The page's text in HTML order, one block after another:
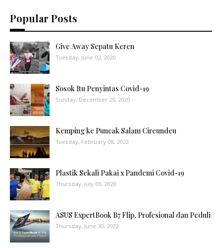
Popular Posts
Give Away Sepatu Keren
Tuesday, June 02, 2020
Sosok Itu Penyintas Covid-19
Sunday, December 20, 2020
Kemping ke Puncak Salam Cireundeu
Tuesday, February 08, 2022
Plastik Sekali Pakai x Pandemi Covid-19
Thursday, July 09, 2020
ASUS ExpertBook B7 Flip, Profesional dan Peduli
Thursday, June 30, 2022